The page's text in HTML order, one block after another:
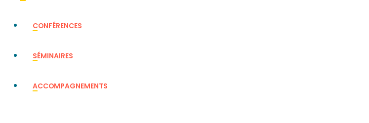
CONFÉRENCES
SÉMINAIRES
ACCOMPAGNEMENTS